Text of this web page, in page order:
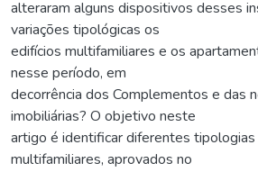
alteraram alguns dispositivos desses
variações tipológicas os
edifícios multifamiliares e os
nesse período, em
decorrência dos Complementos e das
imobiliárias? O objetivo neste
artigo é identificar diferentes
multifamiliares, aprovados no